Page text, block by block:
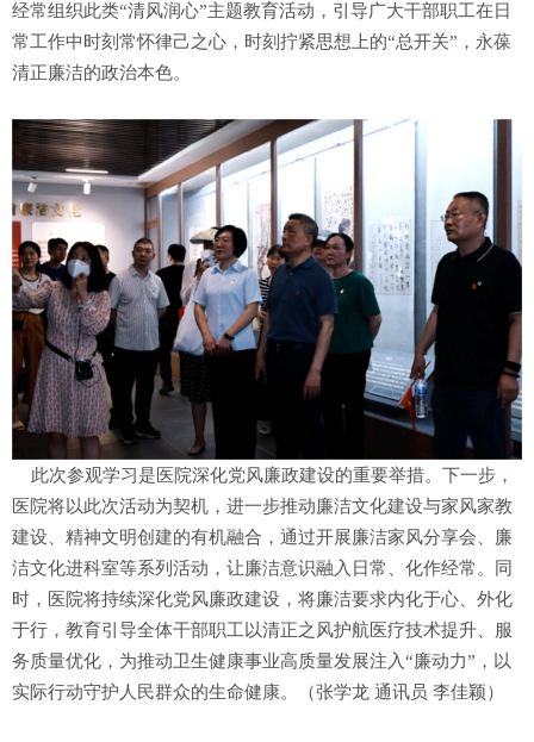
经常组织此类“清风润心”主题教育活动，引导广大干部职工在日
常工作中时刻常怀律己之心，时刻拧紧思想上的“总开关”，永葆
清正廉洁的政治本色。
此次参观学习是医院深化党风廉政建设的重要举措。下一步，
医院将以此次活动为契机，进一步推动廉洁文化建设与家风家教
建设、精神文明创建的有机融合，通过开展廉洁家风分享会、廉
洁文化进科室等系列活动，让廉洁意识融入日常、化作经常。同
时，医院将持续深化党风廉政建设，将廉洁要求内化于心、外化
于行，教育引导全体干部职工以清正之风护航医疗技术提升、服
务质量优化，为推动卫生健康事业高质量发展注入“廉动力”，以
实际行动守护人民群众的生命健康。（张学龙 通讯员 李佳颖）